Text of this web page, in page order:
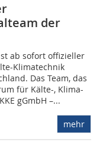
der
ab sofort offizieller
Klimatechnik
Das Team, das
für Kälte-, Klima-
gGmbH –...
mehr